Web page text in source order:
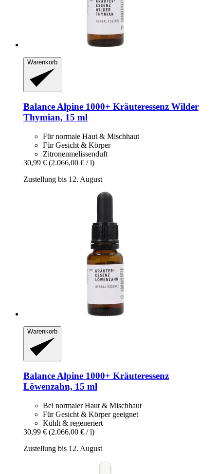
Warenkorb
Balance Alpine 1000+ Kräuteressenz Wilder
Thymian, 15 ml
Für normale Haut & Mischhaut
Für Gesicht & Körper
Zitronenmelissenduft
30,99 € (2.066,00 € / l)
Zustellung bis 12. August
Warenkorb
Balance Alpine 1000+ Kräuteressenz
Löwenzahn, 15 ml
Bei normaler Haut & Mischhaut
Für Gesicht & Körper geeignet
Kühlt & regeneriert
30,99 € (2.066,00 € / l)
Zustellung bis 12. August